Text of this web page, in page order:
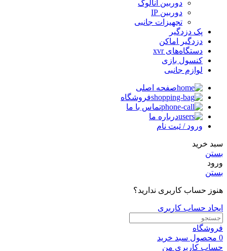
دوربین آنالوگ
دوربین IP
تجهیزات جانبی
پک دزدگیر
دزدگیر اماکن
دستگاه‌های xvr
کنسول بازی
لوازم جانبی
صفحه اصلی
فروشگاه
تماس با ما
درباره ما
ورود / ثبت نام
سبد خرید
بستن
ورود
بستن
هنوز حساب کاربری ندارید؟
ایجاد حساب کاربری
فروشگاه
0 محصول سبد خرید
حساب کاربری من